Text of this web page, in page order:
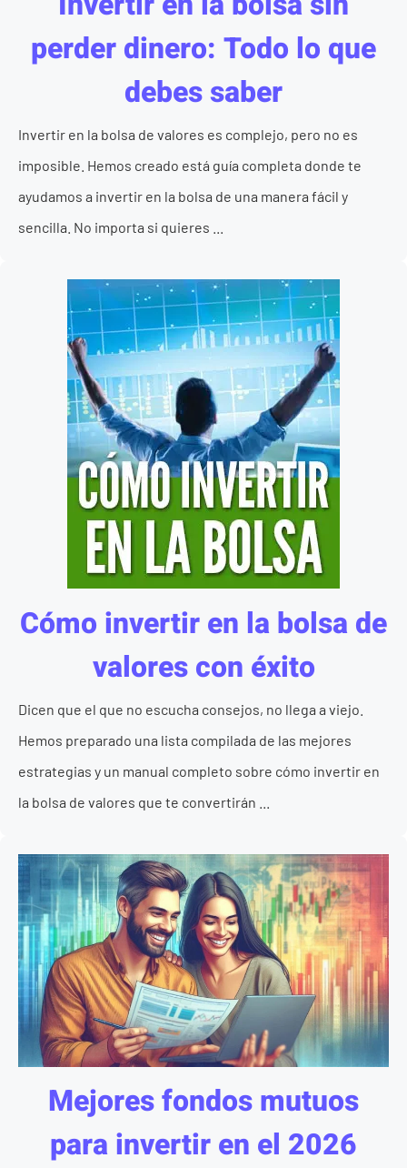
perder dinero: Todo lo que
debes saber
Invertir en la bolsa de valores es complejo, pero no es
imposible. Hemos creado está guía completa donde te
ayudamos a invertir en la bolsa de una manera fácil y
sencilla. No importa si quieres ...
Cómo invertir en la bolsa de
valores con éxito
Dicen que el que no escucha consejos, no llega a viejo.
Hemos preparado una lista compilada de las mejores
estrategias y un manual completo sobre cómo invertir en
la bolsa de valores que te convertirán ...
Mejores fondos mutuos
para invertir en el 2026